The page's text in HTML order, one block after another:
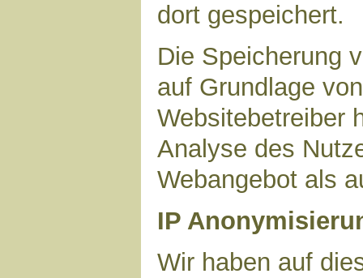
dort gespeichert.
Die Speicherung
auf Grundlage
Websitebetreiber
Analyse des
Webangebot als
IP
Wir haben auf